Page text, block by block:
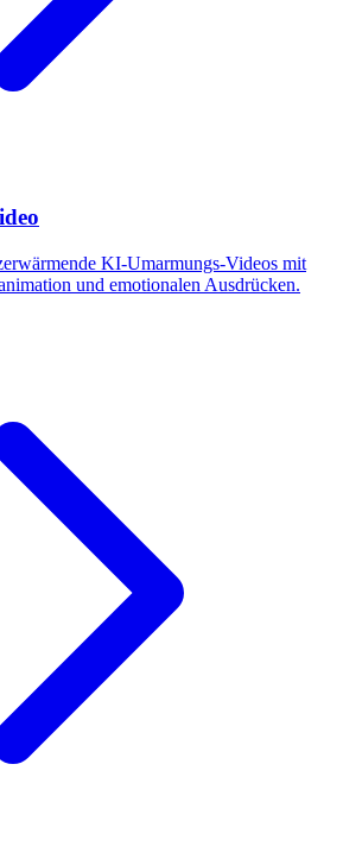
KI-Umarmungs-Videos mit
und emotionalen Ausdrücken.